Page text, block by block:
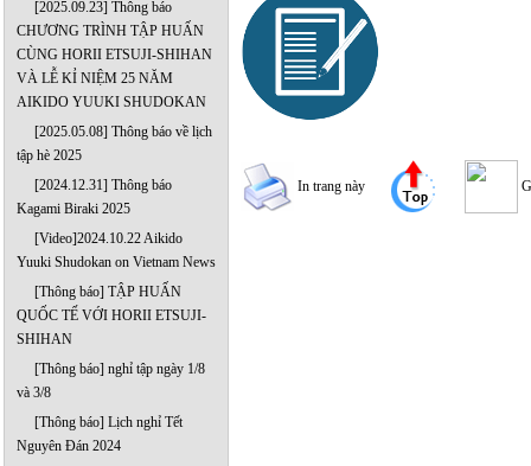
[2025.09.23] Thông báo
CHƯƠNG TRÌNH TẬP HUẤN
CÙNG HORII ETSUJI-SHIHAN
VÀ LỄ KỈ NIỆM 25 NĂM
AIKIDO YUUKI SHUDOKAN
[2025.05.08] Thông báo về lịch
tập hè 2025
[2024.12.31] Thông báo
Kagami Biraki 2025
[Video]2024.10.22 Aikido
Yuuki Shudokan on Vietnam News
[Thông báo] TẬP HUẤN
QUỐC TẾ VỚI HORII ETSUJI-
SHIHAN
[Thông báo] nghỉ tập ngày 1/8
và 3/8
[Thông báo] Lịch nghỉ Tết
Nguyên Đán 2024
In trang này